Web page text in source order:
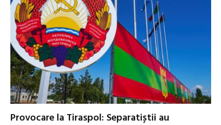
Provocare la Tiraspol: Separatiștii au